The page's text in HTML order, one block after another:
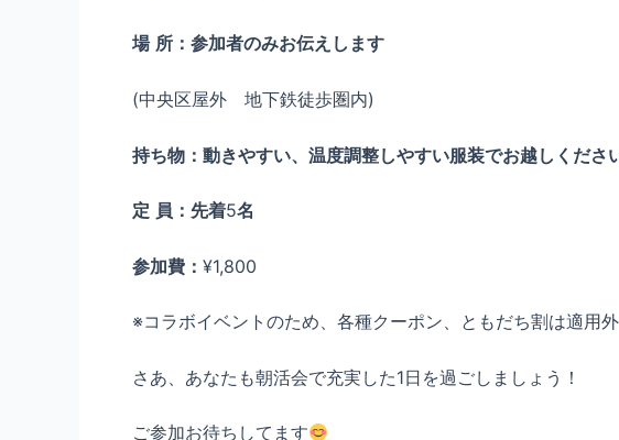
場 所：参加者のみお伝えします
(中央区屋外 地下鉄徒歩圏内)
持ち物：動きやすい、温度調整しやすい服装でお越しくださ
定 員：先着5名
参加費： ¥1,800
※コラボイベントのため、各種クーポン、ともだち割は適用外
さあ、あなたも朝活会で充実した1日を過ごしましょう！
ご参加お待ちしてます